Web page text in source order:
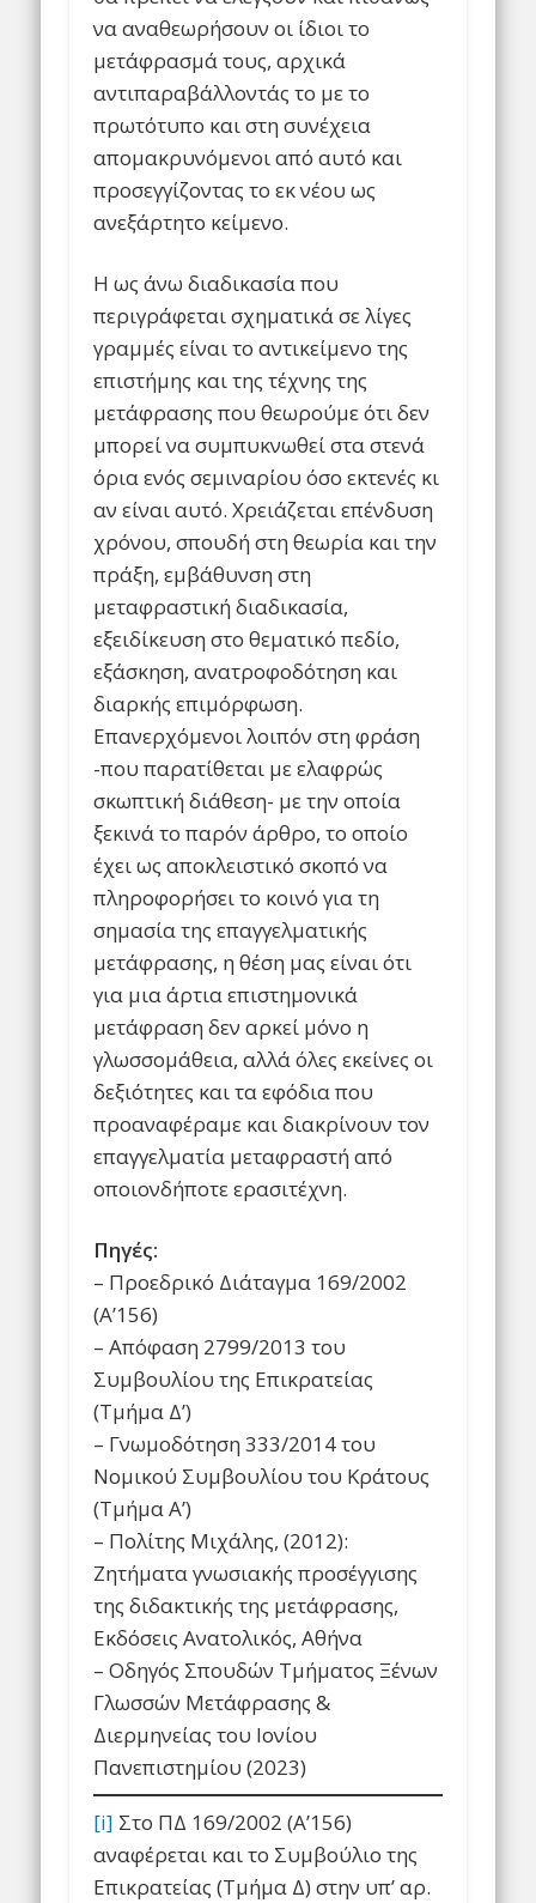
να αναθεωρήσουν οι ίδιοι το
μετάφρασμά τους, αρχικά
αντιπαραβάλλοντάς το με το
πρωτότυπο και στη συνέχεια
απομακρυνόμενοι από αυτό και
προσεγγίζοντας το εκ νέου ως
ανεξάρτητο κείμενο.
Η ως άνω διαδικασία που
περιγράφεται σχηματικά σε λίγες
γραμμές είναι το αντικείμενο της
επιστήμης και της τέχνης της
μετάφρασης που θεωρούμε ότι δεν
μπορεί να συμπυκνωθεί στα στενά
όρια ενός σεμιναρίου όσο εκτενές κι
αν είναι αυτό. Χρειάζεται επένδυση
χρόνου, σπουδή στη θεωρία και την
πράξη, εμβάθυνση στη
μεταφραστική διαδικασία,
εξειδίκευση στο θεματικό πεδίο,
εξάσκηση, ανατροφοδότηση και
διαρκής επιμόρφωση.
Επανερχόμενοι λοιπόν στη φράση
-που παρατίθεται με ελαφρώς
σκωπτική διάθεση- με την οποία
ξεκινά το παρόν άρθρο, το οποίο
έχει ως αποκλειστικό σκοπό να
πληροφορήσει το κοινό για τη
σημασία της επαγγελματικής
μετάφρασης, η θέση μας είναι ότι
για μια άρτια επιστημονικά
μετάφραση δεν αρκεί μόνο η
γλωσσομάθεια, αλλά όλες εκείνες οι
δεξιότητες και τα εφόδια που
προαναφέραμε και διακρίνουν τον
επαγγελματία μεταφραστή από
οποιονδήποτε ερασιτέχνη.
Πηγές:
– Προεδρικό Διάταγμα 169/2002
(Α’156)
– Απόφαση 2799/2013 του
Συμβουλίου της Επικρατείας
(Τμήμα Δ’)
– Γνωμοδότηση 333/2014 του
Νομικού Συμβουλίου του Κράτους
(Τμήμα Α’)
– Πολίτης Μιχάλης, (2012):
Ζητήματα γνωσιακής προσέγγισης
της διδακτικής της μετάφρασης,
Εκδόσεις Ανατολικός, Αθήνα
– Οδηγός Σπουδών Τμήματος Ξένων
Γλωσσών Μετάφρασης &
Διερμηνείας του Ιονίου
Πανεπιστημίου (2023)
[i] Στο ΠΔ 169/2002 (Α’156)
αναφέρεται και το Συμβούλιο της
Επικρατείας (Τμήμα Δ) στην υπ’ αρ.